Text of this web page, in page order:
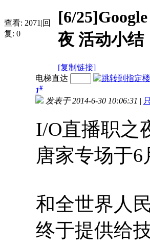
查看: 2071 |回
复: 0
[6/
夜 活动小结
[复制链接]
电梯直达
1#
发表于 2014-6-30 10:06:31 |
I/O直播职之
唐家专场于
和全世界人
终于提供给